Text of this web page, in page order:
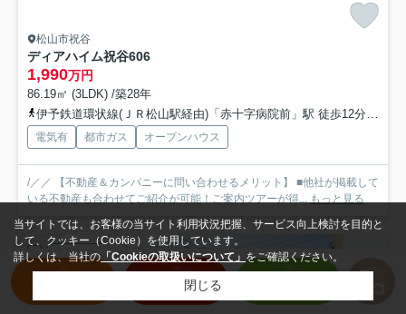
松山市祝谷
ディアハイム祝谷606
1,990万円
86.19㎡ (3LDK) /築28年
伊予鉄道環状線(ＪＲ松山駅経由)「赤十字病院前」駅 徒歩12分
電気有 都市ガス オープンハウス
/／／ 【不動産＆カンパニーに問い合わせるメリット】 ■他社が掲載して
いる不動産も合わせてご紹介が可能！ご案内ツアーが得...
もっと見る
中古マンション
売却査定
当サイトでは、お客様の当サイト利用状況把握、サービス向上検討を目的と
して、クッキー（Cookie）を使用しています。
詳しくは、当社の「Cookieの取扱いについて」 をご確認ください。
閉じる